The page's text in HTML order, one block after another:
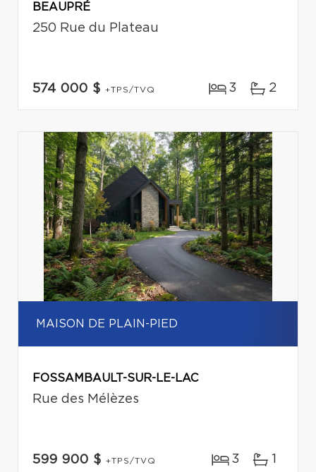
BEAUPRÉ
250 Rue du Plateau
574 000 $ +TPS/TVQ 3 2
MAISON DE PLAIN-PIED
FOSSAMBAULT-SUR-LE-LAC
Rue des Mélèzes
599 900 $ +TPS/TVQ 3 1